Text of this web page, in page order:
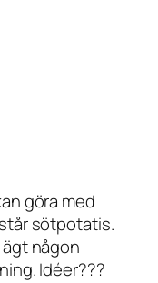
göra med
sötpotatis.
någon
Idéer???